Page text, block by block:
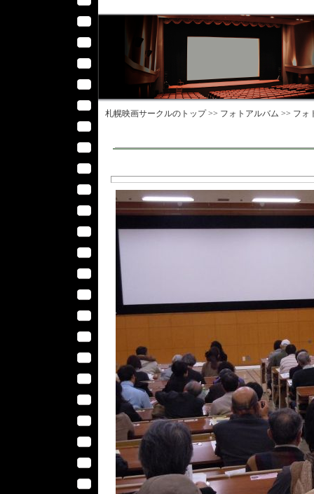
札幌映画サークルのトップ >> フォトアルバム >> フォ